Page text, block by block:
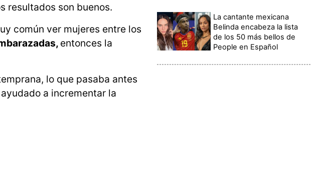
resultados son buenos.
común ver mujeres entre los
entonces la
lo que pasaba antes
a incrementar la
La cantante mexicana
Belinda encabeza la lista
de los 50 más bellos de
People en Español